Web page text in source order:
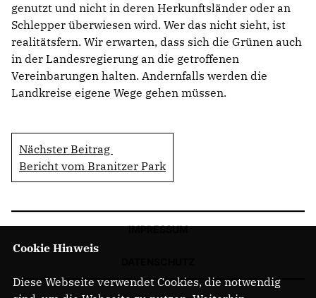
genutzt und nicht in deren Herkunftsländer oder an
Schlepper überwiesen wird. Wer das nicht sieht, ist
realitätsfern. Wir erwarten, dass sich die Grünen auch
in der Landesregierung an die getroffenen
Vereinbarungen halten. Andernfalls werden die
Landkreise eigene Wege gehen müssen.
Nächster Beitrag
Bericht vom Branitzer Park
IMPRESSUM
Cookie Hinweis
Diese Webseite verwendet Cookies, die notwendig